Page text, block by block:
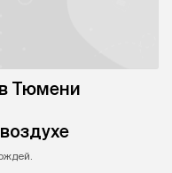
Тюмени